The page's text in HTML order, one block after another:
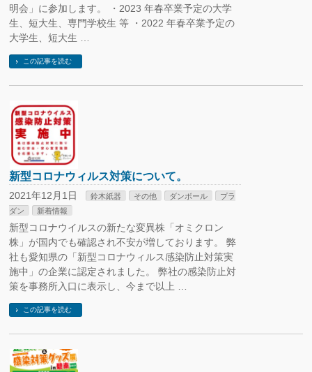
明会」に参加します。 ・2023 年春卒業予定の大学
生、短大生、専門学校生 等 ・2022 年春卒業予定の
大学生、短大生 …
この記事を読む
新型コロナウィルス対策について。
2021年12月1日 鈴木紙器 その他 ダンボール
プラ
ダン
新着情報
新型コロナウイルスの新たな変異株「オミクロン
株」が国内でも確認され不安が増しております。 弊
社も愛知県の「新型コロナウィルス感染防止対策実
施中」の企業に認定されました。 弊社の感染防止対
策を事務所入口に表示し、今まで以上 …
この記事を読む